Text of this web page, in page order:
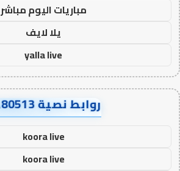
مباريات اليوم مباشر
يلا لايف
yalla live
روابط نصية AA80513
koora live
koora live